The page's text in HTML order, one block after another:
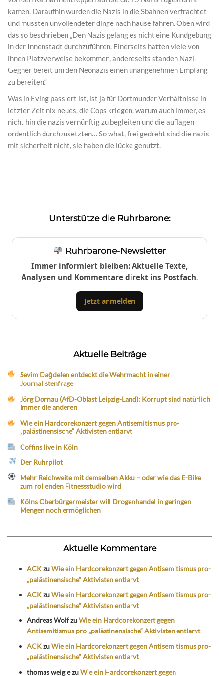
kamen. Daraufhin wurden die Nazis in die Sbahnen verfrachtet
und mussten unvollendeter dinge nach hause fahren. Oben wird
das so beschrieben „Den Nazis gelang es nicht eine Kundgebung
in der Innenstadt durchzuführen. Einerseits hatten viele von
ihnen Platzverweise bekommen, andereseits standen Nazi-
Gegner bereit um den Neonazis einen unangenehmen Empfang
zu bereiten.“
Was in Eving passiert ist, ist ja für Dortmunder Verhältnisse in
letzter Zeit nix neues, die Cops kriegen, warum auch immer, es
nicht hin die nazis vernünftig zu begleiten und die auflagen
ordentlich durchzusetzten… So what, frei gedreht sind die nazis
mit sicherheit nicht, sie haben die lücke genutzt.
Unterstütze die Ruhrbarone:
Ruhrbarone-Newsletter
Immer informiert bleiben: Aktuelle Texte,
Analysen und Kommentare direkt ins Postfach.
Jetzt anmelden
Aktuelle Beiträge
Sevim Dağdelen entdeckt die Wehrmacht in einer
Journalistenfrage
Jörg Dornau (AfD-Oblast Leipzig-Land): Korrupt sind natürlich
immer die anderen
Wie ein Hardcorekonzert gegen Antisemitismus pro-
„palästinensische“ Aktivisten entlarvt
Coffins live in Köln
Der Ruhrpilot
Mehr Reichweite mit demselben Akku – oder wie das E-Bike
zum rollenden Fitnessstudio wird
Kölns Oberbürgermeister will Drogenhandel in geringen
Mengen noch ermöglichen
Aktuelle Kommentare
ACKzuWie ein Hardcorekonzert gegen Antisemitismus pro-
„palästinensische“ Aktivisten entlarvt
ACKzuWie ein Hardcorekonzert gegen Antisemitismus pro-
„palästinensische“ Aktivisten entlarvt
Andreas WolfzuWie ein Hardcorekonzert gegen
Antisemitismus pro-„palästinensische“ Aktivisten entlarvt
ACKzuWie ein Hardcorekonzert gegen Antisemitismus pro-
„palästinensische“ Aktivisten entlarvt
thomas weiglezuWie ein Hardcorekonzert gegen